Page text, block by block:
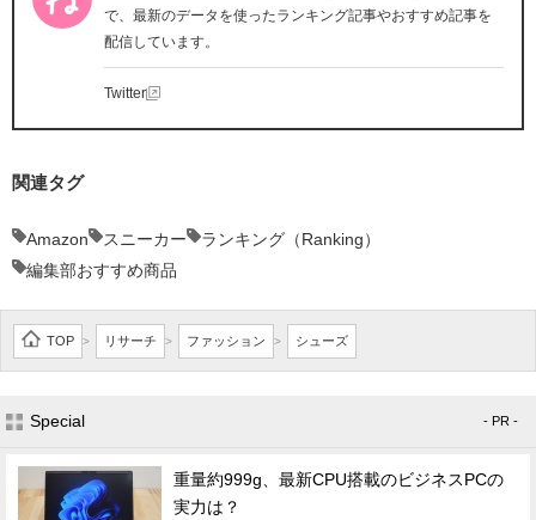
で、最新のデータを使ったランキング記事やおすすめ記事を
配信しています。
Twitter
関連タグ
Amazon スニーカー
ランキング（Ranking）
編集部おすすめ商品
TOP > リサーチ > ファッション > シューズ
Special - PR -
重量約999g、最新CPU搭載のビジネスPCの
実力は？